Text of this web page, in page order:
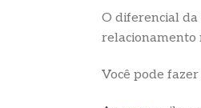
O diferencial da
relacionamento
Você pode